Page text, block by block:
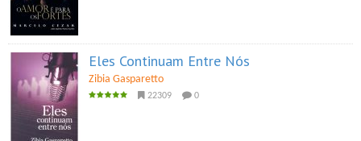
Eles Continuam Entre Nós
Zibia Gasparetto
22309 0